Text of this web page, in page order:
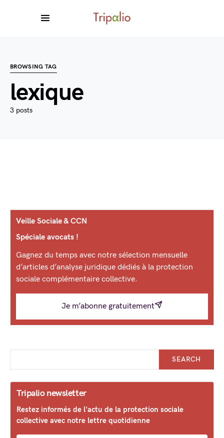
BROWSING TAG
lexique
3 posts
Veille Sociale & CCN
Spéciale avocats !
Gagnez du temps avec notre sélection mensuelle
d’articles d’analyse juridique dédiés à la protection
sociale complémentaire collective.
Je m’abonne gratuitement
SEARCH
Tripalio newsletter
Restez informés de l'actu de la protection sociale
collective avec notre lettre quotidienne